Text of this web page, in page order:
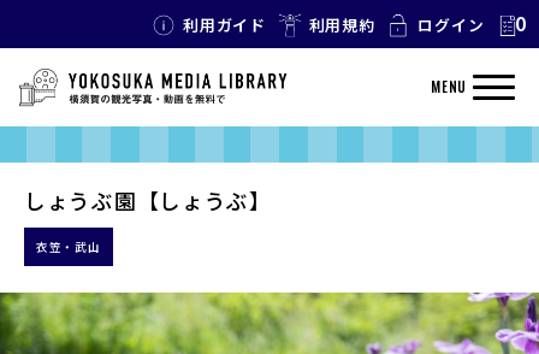
利用ガイド 利用規約 ログイン 0
MENU
しょうぶ園【しょうぶ】
衣笠・武山